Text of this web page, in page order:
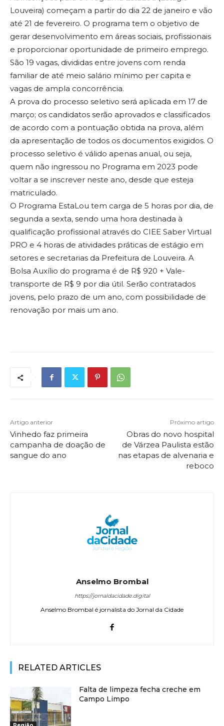
Louveira) começam a partir do dia 22 de janeiro e vão
até 21 de fevereiro. O programa tem o objetivo de
gerar desenvolvimento em áreas sociais, profissionais
e proporcionar oportunidade de primeiro emprego.
São 19 vagas, divididas entre jovens com renda
familiar de até meio salário mínimo per capita e
vagas de ampla concorrência.
A prova do processo seletivo será aplicada em 17 de
março; os candidatos serão aprovados e classificados
de acordo com a pontuação obtida na prova, além
da apresentação de todos os documentos exigidos. O
processo seletivo é válido apenas anual, ou seja,
quem não ingressou no Programa em 2023 pode
voltar a se inscrever neste ano, desde que esteja
matriculado.
O Programa EstaLou tem carga de 5 horas por dia, de
segunda a sexta, sendo uma hora destinada à
qualificação profissional através do CIEE Saber Virtual
PRO e 4 horas de atividades práticas de estágio em
setores e secretarias da Prefeitura de Louveira. A
Bolsa Auxílio do programa é de R$ 920 + Vale-
transporte de R$ 9 por dia útil. Serão contratados
jovens, pelo prazo de um ano, com possibilidade de
renovação por mais um ano.
Artigo anterior
Vinhedo faz primeira
campanha de doação de
sangue do ano
Próximo artigo
Obras do novo hospital
de Várzea Paulista estão
nas etapas de alvenaria e
reboco
Anselmo Brombal
https://jornaldacidade.digital
Anselmo Brombal é jornalista do Jornal da Cidade
RELATED ARTICLES
Falta de limpeza fecha creche em
Campo Limpo